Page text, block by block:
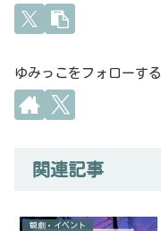
ゆみっこをフォローする
関連記事
観劇・イベント